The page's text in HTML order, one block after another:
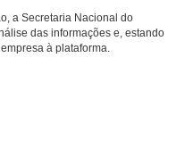
a Secretaria Nacional do
das informações e, estando
à plataforma.